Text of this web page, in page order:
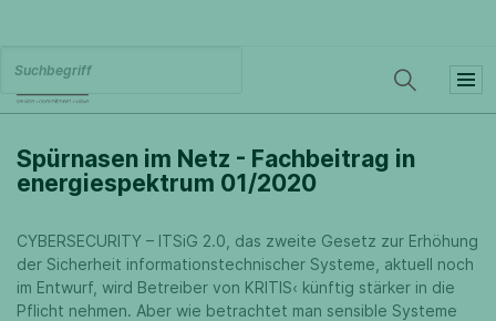
Spürnasen im Netz - Fachbeitrag in
energiespektrum 01/2020
CYBERSECURITY – ITSiG 2.0, das zweite Gesetz zur Erhöhung
der Sicherheit informationstechnischer Systeme, aktuell noch
im Entwurf, wird Betreiber von KRITIS‹ künftig stärker in die
Pflicht nehmen. Aber wie betrachtet man sensible Systeme